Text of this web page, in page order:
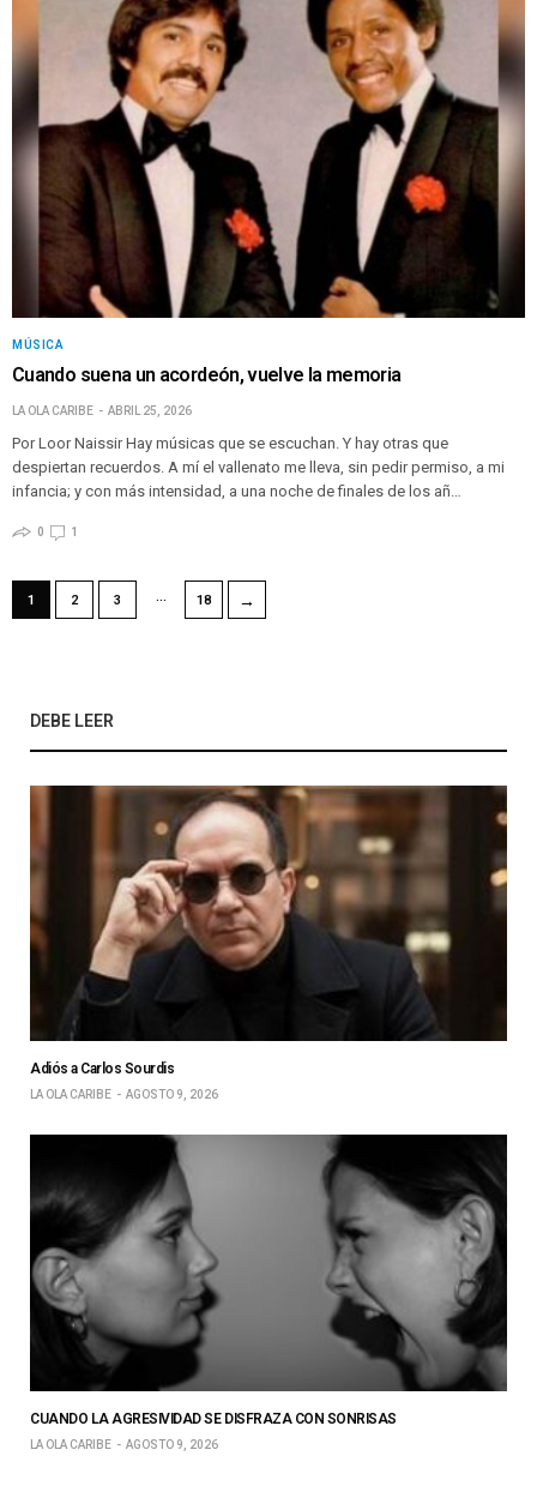
MÚSICA
Cuando suena un acordeón, vuelve la memoria
LA OLA CARIBE ABRIL 25, 2026
Por Loor Naissir Hay músicas que se escuchan. Y hay otras que
despiertan recuerdos. A mí el vallenato me lleva, sin pedir permiso, a mi
infancia; y con más intensidad, a una noche de finales de los añ…
0 1
1 2 3 … 18 →
DEBE LEER
Adiós a Carlos Sourdis
LA OLA CARIBE AGOSTO 9, 2026
CUANDO LA AGRESIVIDAD SE DISFRAZA CON SONRISAS
LA OLA CARIBE AGOSTO 9, 2026